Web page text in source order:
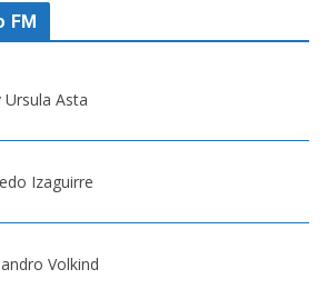
FM
Ursula Asta
Izaguirre
Volkind